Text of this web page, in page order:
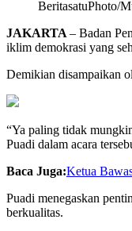
BeritasatuPhoto/
JAKARTA – Badan
iklim demokrasi yang
Demikian disampaikan
“Ya paling tidak
Puadi dalam acara
Baca Juga:Ketua
Puadi menegaskan
berkualitas.